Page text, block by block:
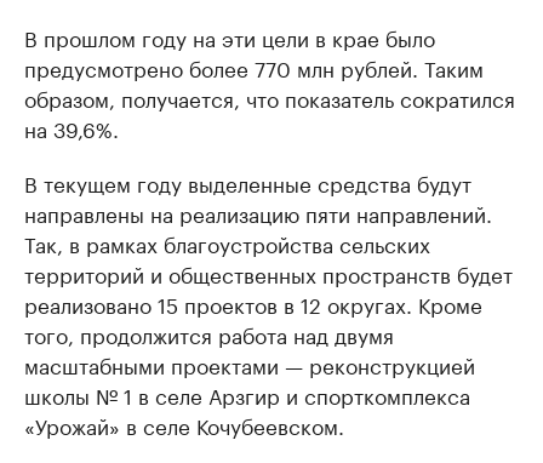
В прошлом году на эти цели в крае было
предусмотрено более 770 млн рублей. Таким
образом, получается, что показатель сократился
на 39,6%.
В текущем году выделенные средства будут
направлены на реализацию пяти направлений.
Так, в рамках благоустройства сельских
территорий и общественных пространств будет
реализовано 15 проектов в 12 округах. Кроме
того, продолжится работа над двумя
масштабными проектами — реконструкцией
школы № 1 в селе Арзгир и спорткомплекса
«Урожай» в селе Кочубеевском.